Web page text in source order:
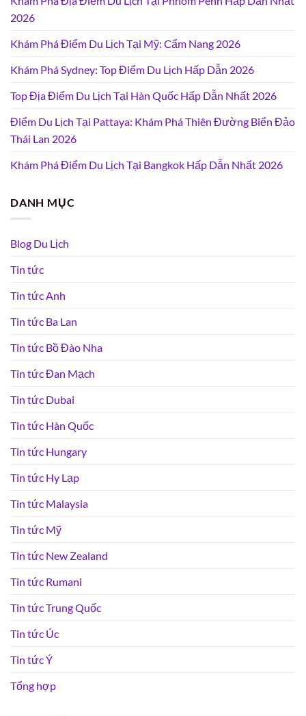
2026
Khám Phá Điểm Du Lịch Tại Mỹ: Cẩm Nang 2026
Khám Phá Sydney: Top Điểm Du Lịch Hấp Dẫn 2026
Top Địa Điểm Du Lịch Tại Hàn Quốc Hấp Dẫn Nhất 2026
Điểm Du Lịch Tại Pattaya: Khám Phá Thiên Đường Biển Đảo
Thái Lan 2026
Khám Phá Điểm Du Lịch Tại Bangkok Hấp Dẫn Nhất 2026
DANH MỤC
Blog Du Lịch
Tin tức
Tin tức Anh
Tin tức Ba Lan
Tin tức Bồ Đào Nha
Tin tức Đan Mạch
Tin tức Dubai
Tin tức Hàn Quốc
Tin tức Hungary
Tin tức Hy Lạp
Tin tức Malaysia
Tin tức Mỹ
Tin tức New Zealand
Tin tức Rumani
Tin tức Trung Quốc
Tin tức Úc
Tin tức Ý
Tổng hợp